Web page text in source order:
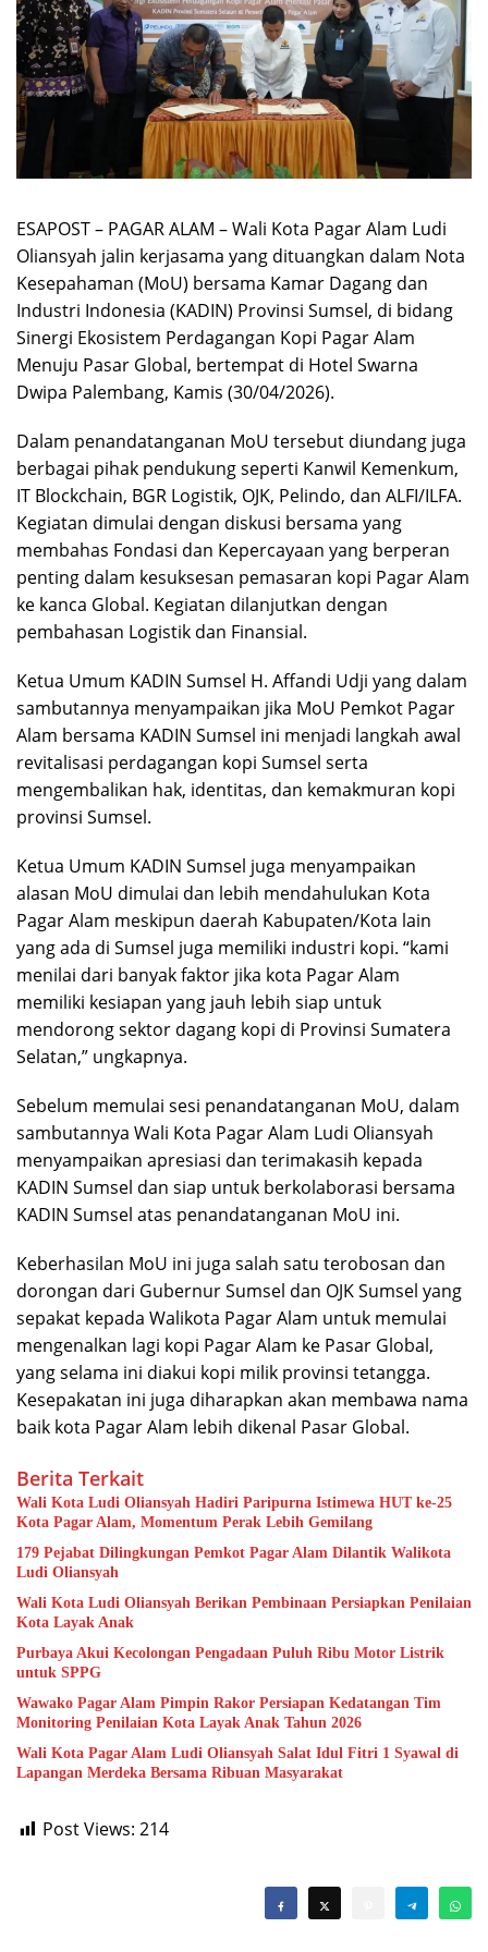
ESAPOST – PAGAR ALAM – Wali Kota Pagar Alam Ludi
Oliansyah jalin kerjasama yang dituangkan dalam Nota
Kesepahaman (MoU) bersama Kamar Dagang dan
Industri Indonesia (KADIN) Provinsi Sumsel, di bidang
Sinergi Ekosistem Perdagangan Kopi Pagar Alam
Menuju Pasar Global, bertempat di Hotel Swarna
Dwipa Palembang, Kamis (30/04/2026).
Dalam penandatanganan MoU tersebut diundang juga
berbagai pihak pendukung seperti Kanwil Kemenkum,
IT Blockchain, BGR Logistik, OJK, Pelindo, dan ALFI/ILFA.
Kegiatan dimulai dengan diskusi bersama yang
membahas Fondasi dan Kepercayaan yang berperan
penting dalam kesuksesan pemasaran kopi Pagar Alam
ke kanca Global. Kegiatan dilanjutkan dengan
pembahasan Logistik dan Finansial.
Ketua Umum KADIN Sumsel H. Affandi Udji yang dalam
sambutannya menyampaikan jika MoU Pemkot Pagar
Alam bersama KADIN Sumsel ini menjadi langkah awal
revitalisasi perdagangan kopi Sumsel serta
mengembalikan hak, identitas, dan kemakmuran kopi
provinsi Sumsel.
Ketua Umum KADIN Sumsel juga menyampaikan
alasan MoU dimulai dan lebih mendahulukan Kota
Pagar Alam meskipun daerah Kabupaten/Kota lain
yang ada di Sumsel juga memiliki industri kopi. “kami
menilai dari banyak faktor jika kota Pagar Alam
memiliki kesiapan yang jauh lebih siap untuk
mendorong sektor dagang kopi di Provinsi Sumatera
Selatan,” ungkapnya.
Sebelum memulai sesi penandatanganan MoU, dalam
sambutannya Wali Kota Pagar Alam Ludi Oliansyah
menyampaikan apresiasi dan terimakasih kepada
KADIN Sumsel dan siap untuk berkolaborasi bersama
KADIN Sumsel atas penandatanganan MoU ini.
Keberhasilan MoU ini juga salah satu terobosan dan
dorongan dari Gubernur Sumsel dan OJK Sumsel yang
sepakat kepada Walikota Pagar Alam untuk memulai
mengenalkan lagi kopi Pagar Alam ke Pasar Global,
yang selama ini diakui kopi milik provinsi tetangga.
Kesepakatan ini juga diharapkan akan membawa nama
baik kota Pagar Alam lebih dikenal Pasar Global.
Berita Terkait
Wali Kota Ludi Oliansyah Hadiri Paripurna Istimewa HUT ke-25
Kota Pagar Alam, Momentum Perak Lebih Gemilang
179 Pejabat Dilingkungan Pemkot Pagar Alam Dilantik Walikota
Ludi Oliansyah
Wali Kota Ludi Oliansyah Berikan Pembinaan Persiapkan Penilaian
Kota Layak Anak
Purbaya Akui Kecolongan Pengadaan Puluh Ribu Motor Listrik
untuk SPPG
Wawako Pagar Alam Pimpin Rakor Persiapan Kedatangan Tim
Monitoring Penilaian Kota Layak Anak Tahun 2026
Wali Kota Pagar Alam Ludi Oliansyah Salat Idul Fitri 1 Syawal di
Lapangan Merdeka Bersama Ribuan Masyarakat
Post Views: 214